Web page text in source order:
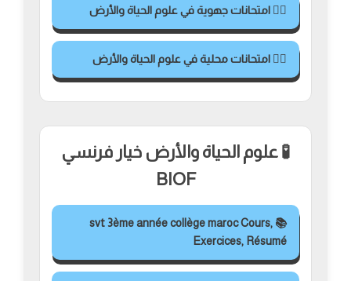
✍🏻 امتحانات جهوية في علوم الحياة والأرض
✍🏻 امتحانات محلية في علوم الحياة والأرض
🧪 علوم الحياة والأرض خيار فرنسي
BIOF
📚 svt 3ème année collège maroc Cours,
Exercices, Résumé